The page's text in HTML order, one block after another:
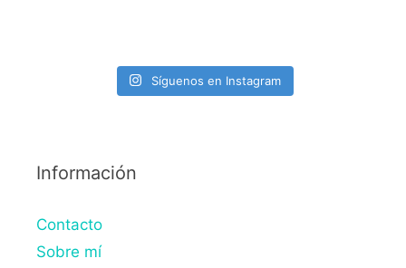
Síguenos en Instagram
Información
Contacto
Sobre mí